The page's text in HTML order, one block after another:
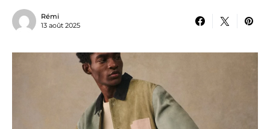
Rémi
13 août 2025